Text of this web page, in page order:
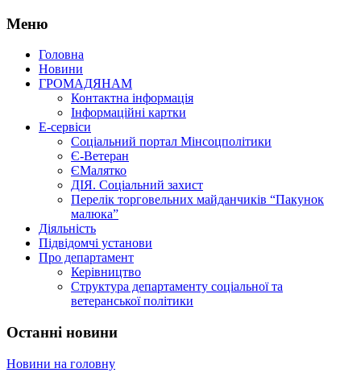
Меню
Головна
Новини
ГРОМАДЯНАМ
Контактна інформація
Інформаційні картки
Е-сервіси
Соціальний портал Мінсоцполітики
Є-Ветеран
ЄМалятко
ДІЯ. Соціальний захист
Перелік торговельних майданчиків “Пакунок
малюка”
Діяльність
Підвідомчі установи
Про департамент
Керівництво
Структура департаменту соціальної та
ветеранської політики
Останні новини
Новини на головну